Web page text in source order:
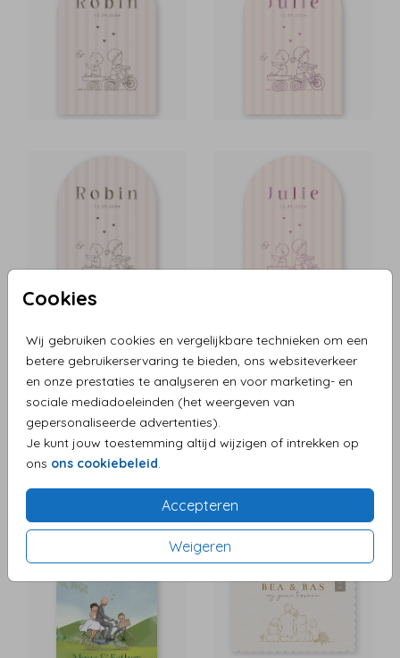
Cookies
Wij gebruiken cookies en vergelijkbare technieken om een
betere gebruikerservaring te bieden, ons websiteverkeer
en onze prestaties te analyseren en voor marketing- en
sociale mediadoeleinden (het weergeven van
gepersonaliseerde advertenties).
Je kunt jouw toestemming altijd wijzigen of intrekken op
ons ons cookiebeleid
Accepteren
Weigeren